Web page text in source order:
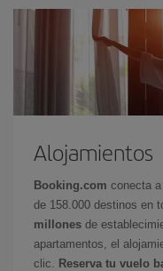
Alojamientos
Booking.com conecta
de 158.000 destinos en
millones de
apartamentos, el
clic.
Reserva tu vuelo